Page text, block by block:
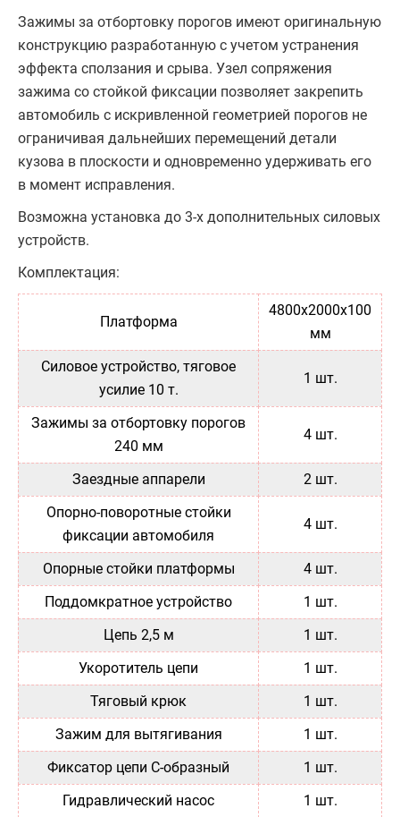
Зажимы за отбортовку порогов имеют оригинальную
конструкцию разработанную с учетом устранения
эффекта сползания и срыва. Узел сопряжения
зажима со стойкой фиксации позволяет закрепить
автомобиль с искривленной геометрией порогов не
ограничивая дальнейших перемещений детали
кузова в плоскости и одновременно удерживать его
в момент исправления.
Возможна установка до 3-х дополнительных силовых
устройств.
Комплектация:
Платформа
4800x2000х100
мм
Cиловое устройство, тяговое
усилие 10 т.
1 шт.
Зажимы за отбортовку порогов
240 мм
4 шт.
Заездные аппарели
2 шт.
Опорно-поворотные стойки
фиксации автомобиля
4 шт.
Опорные стойки платформы
4 шт.
Поддомкратное устройство
1 шт.
Цепь 2,5 м
1 шт.
Укоротитель цепи
1 шт.
Тяговый крюк
1 шт.
Зажим для вытягивания
1 шт.
Фиксатор цепи С-образный
1 шт.
Гидравлический насос
1 шт.